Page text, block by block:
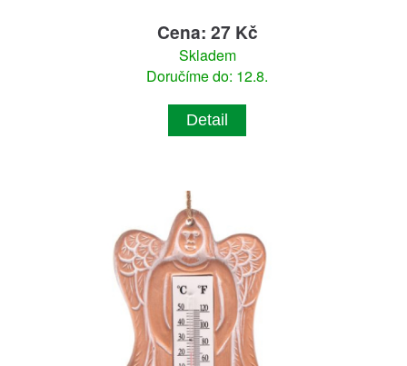
Cena: 27 Kč
Skladem
Doručíme do: 12.8.
Detail